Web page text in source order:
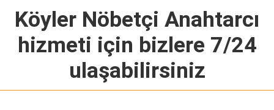
Köyler Nöbetçi Anahtarcı
hizmeti için bizlere 7/24
ulaşabilirsiniz